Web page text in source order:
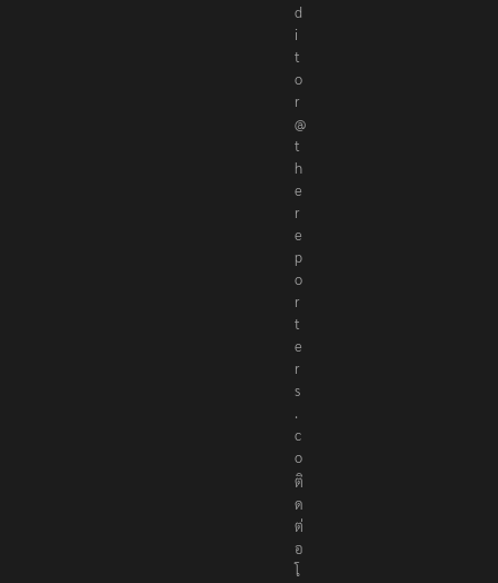
d
i
t
o
r
@
t
h
e
r
e
p
o
r
t
e
r
s
.
c
o
ติ
ด
ต่
อ
โ